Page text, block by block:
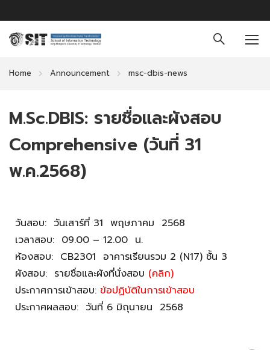
Home Announcement msc-dbis-news
M.Sc.DBIS: รายชื่อและผังสอบ
Comprehensive (วันที่ 31
พ.ค.2568)
วันสอบ: วันเสาร์ที่ 31 พฤษภาคม 2568
เวลาสอบ: 09.00 – 12.00 น.
ห้องสอบ: CB2301 อาคารเรียนรวม 2 (N17) ชั้น 3
ผังสอบ: รายชื่อและผังที่นั่งสอบ (คลิก)
ประกาศการเข้าสอบ: ข้อปฏิบัติในการเข้าสอบ
ประกาศผลสอบ: วันที่ 6 มิถุนายน 2568